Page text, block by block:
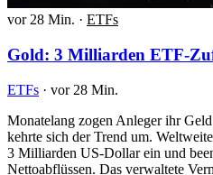
vor 28 Min. · ETFs
Gold: 3 Milliarden ETF-
ETFs · vor 28 Min.
Monatelang zogen Anleger ihr
kehrte sich der Trend um.
3 Milliarden US-Dollar ein und
Nettoabflüssen. Das verwaltete